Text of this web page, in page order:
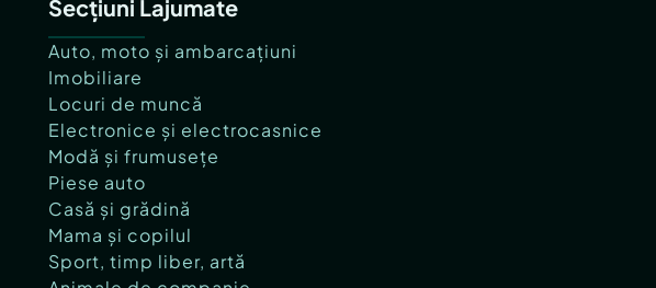
Secțiuni Lajumate
Auto, moto și ambarcațiuni
Imobiliare
Locuri de muncă
Electronice și electrocasnice
Modă și frumusețe
Piese auto
Casă și grădină
Mama și copilul
Sport, timp liber, artă